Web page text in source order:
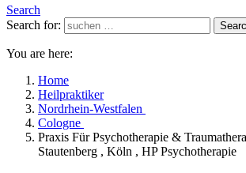
Search
Search for:
You are here:
Home
Heilpraktiker
Nordrhein-Westfalen
Cologne
Praxis Für Psychotherapie &
Stautenberg , Köln , HP Psychotherapie